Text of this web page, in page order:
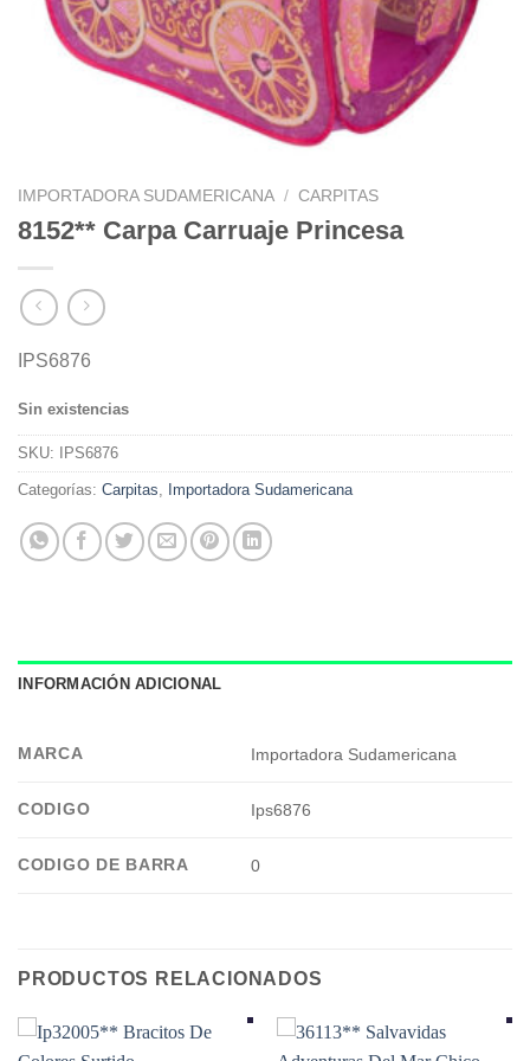
IMPORTADORA SUDAMERICANA / CARPITAS
8152** Carpa Carruaje Princesa
IPS6876
Sin existencias
SKU: IPS6876
Categorías: Carpitas Importadora Sudamericana
INFORMACIÓN ADICIONAL
MARCA Importadora Sudamericana
CODIGO Ips6876
CODIGO DE BARRA 0
PRODUCTOS RELACIONADOS